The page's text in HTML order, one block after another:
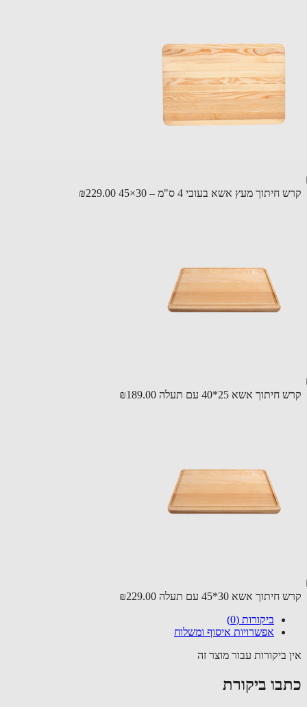
מעץ אשא בעובי 4 ס"מ – 30×45 ₪229.00
אשא 25*40 עם תעלה ₪189.00
אשא 30*45 עם תעלה
₪229.00
ביקורות (0)
אפשרויות איסוף ומשלוח
ביקורות עבור מוצר זה
ביקורת